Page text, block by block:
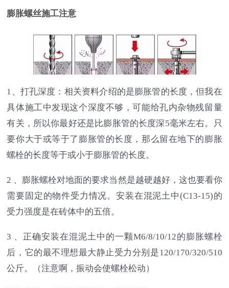
膨胀螺丝施工注意
1、打孔深度：相关资料介绍的是膨胀管的长度，但我在
具体施工中发现这个深度不够，可能给孔内杂物残留量
有关，所以你最好还是比膨胀管的长度深5毫米左右。只
要你大于或等于了膨胀管的长度，那么留在地下的膨胀
螺栓的长度等于或小于膨胀管的长度。
2 、膨胀螺栓对地面的要求当然是越硬越好，这也要看你
需要固定的物件受力情况。安装在混泥土中(C13-15)的
受力强度是在砖体中的五倍。
3 、正确安装在混泥土中的一颗M6/8/10/12的膨胀螺栓
后，它的最不理想最大静止受力分别是120/170/320/510
公斤。（注意啊，振动会使螺栓松动）